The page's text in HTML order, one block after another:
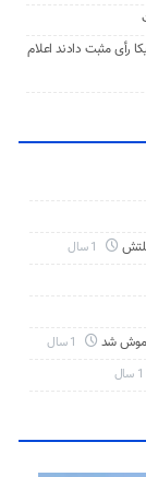
رأی مثبت دادند اعلام
شد